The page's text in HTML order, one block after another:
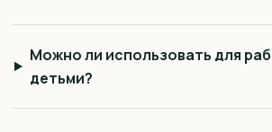
Можно ли использовать для
детьми?